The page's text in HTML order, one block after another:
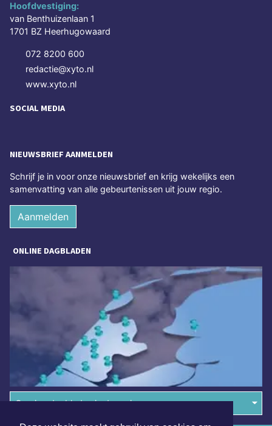
Hoofdvestiging:
van Benthuizenlaan 1
1701 BZ Heerhugowaard
072 8200 600
redactie@xyto.nl
www.xyto.nl
SOCIAL MEDIA
NIEUWSBRIEF AANMELDEN
Schrijf je in voor onze nieuwsbrief en krijg wekelijks een
samenvatting van alle gebeurtenissen uit jouw regio.
Aanmelden
ONLINE DAGBLADEN
Overige dagbladen in de regio